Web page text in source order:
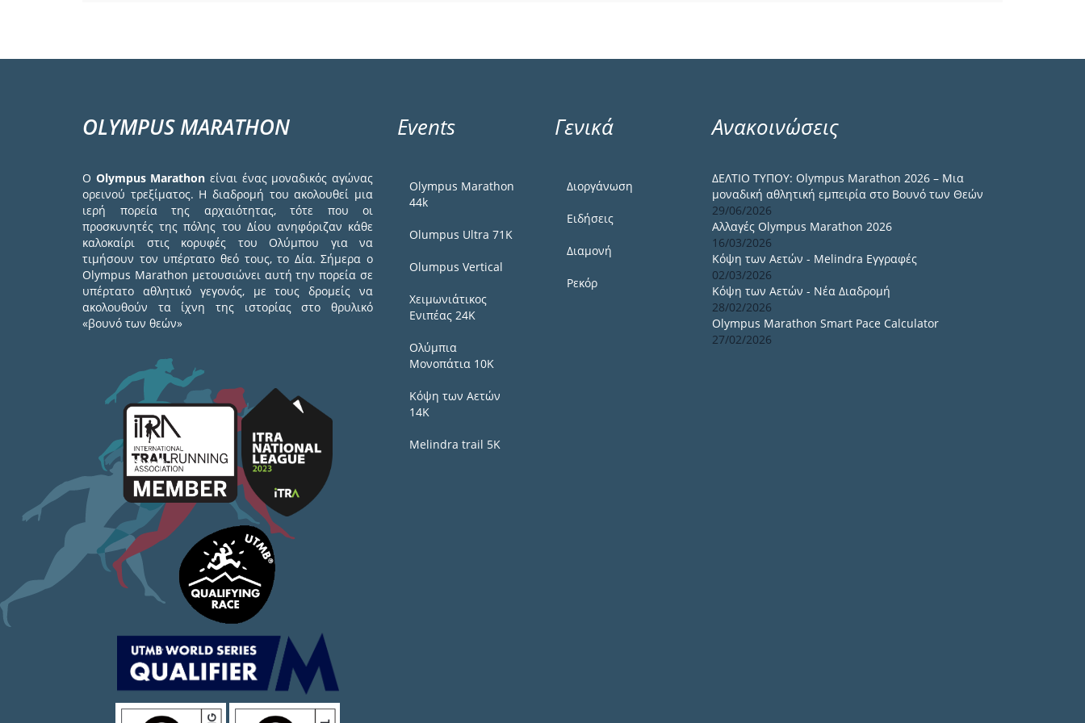
OLYMPUS MARATHON
Ο Olympus Marathon είναι ένας μοναδικός αγώνας
ορεινού τρεξίματος. Η διαδρομή του ακολουθεί μια
ιερή πορεία της αρχαιότητας, τότε που οι
προσκυνητές της πόλης του Δίου ανηφόριζαν κάθε
καλοκαίρι στις κορυφές του Ολύμπου για να
τιμήσουν τον υπέρτατο θεό τους, το Δία. Σήμερα ο
Olympus Marathon μετουσιώνει αυτή την πορεία σε
υπέρτατο αθλητικό γεγονός, με τους δρομείς να
ακολουθούν τα ίχνη της ιστορίας στο θρυλικό
«βουνό των θεών»
Events
Olympus Marathon
44k
Olumpus Ultra 71K
Olumpus Vertical
Χειμωνιάτικος
Ενιπέας 24Κ
Ολύμπια
Μονοπάτια 10Κ
Κόψη των Αετών
14Κ
Melindra trail 5Κ
Γενικά
Διοργάνωση
Ειδήσεις
Διαμονή
Ρεκόρ
Ανακοινώσεις
ΔΕΛΤΙΟ ΤΥΠΟΥ: Olympus Marathon 2026 – Μια
μοναδική αθλητική εμπειρία στο Βουνό των Θεών
29/06/2026
Αλλαγές Olympus Marathon 2026
16/03/2026
Κόψη των Αετών - Melindra Εγγραφές
02/03/2026
Κόψη των Αετών - Νέα Διαδρομή
28/02/2026
Olympus Marathon Smart Pace Calculator
27/02/2026